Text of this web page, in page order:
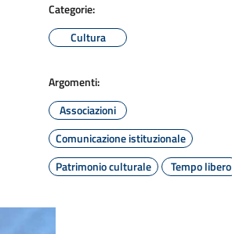
Categorie:
Cultura
Argomenti:
Associazioni
Comunicazione istituzionale
Patrimonio culturale
Tempo libero